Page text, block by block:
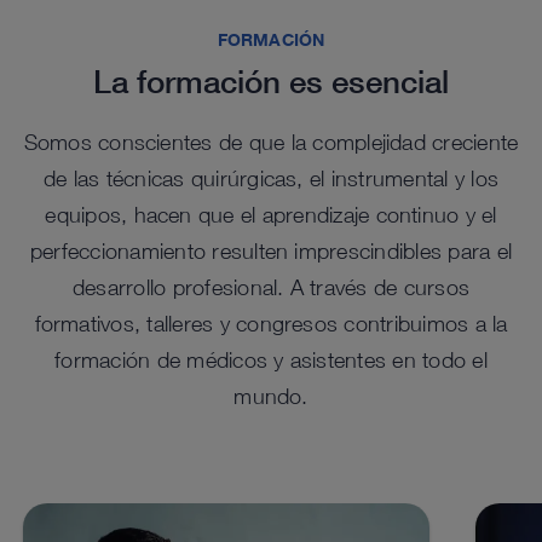
Novedades de nuestra gama de productos
NEW
FORMACIÓN
La formación es esencial
Somos conscientes de que la complejidad creciente
de las técnicas quirúrgicas, el instrumental y los
equipos, hacen que el aprendizaje continuo y el
perfeccionamiento resulten imprescindibles para el
desarrollo profesional. A través de cursos
formativos, talleres y congresos contribuimos a la
formación de médicos y asistentes en todo el
mundo.